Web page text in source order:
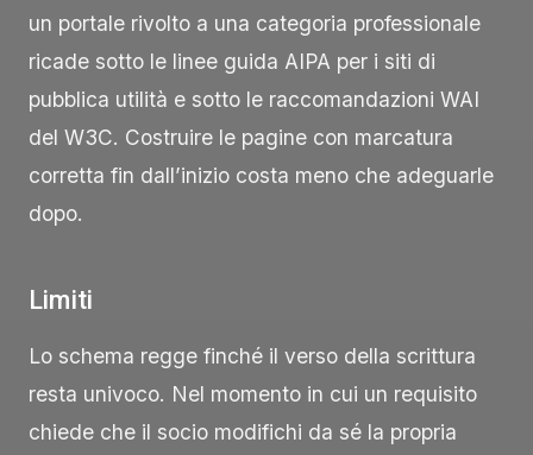
un portale rivolto a una categoria professionale
ricade sotto le linee guida AIPA per i siti di
pubblica utilità e sotto le raccomandazioni WAI
del W3C. Costruire le pagine con marcatura
corretta fin dall’inizio costa meno che adeguarle
dopo.
Limiti
Lo schema regge finché il verso della scrittura
resta univoco. Nel momento in cui un requisito
chiede che il socio modifichi da sé la propria